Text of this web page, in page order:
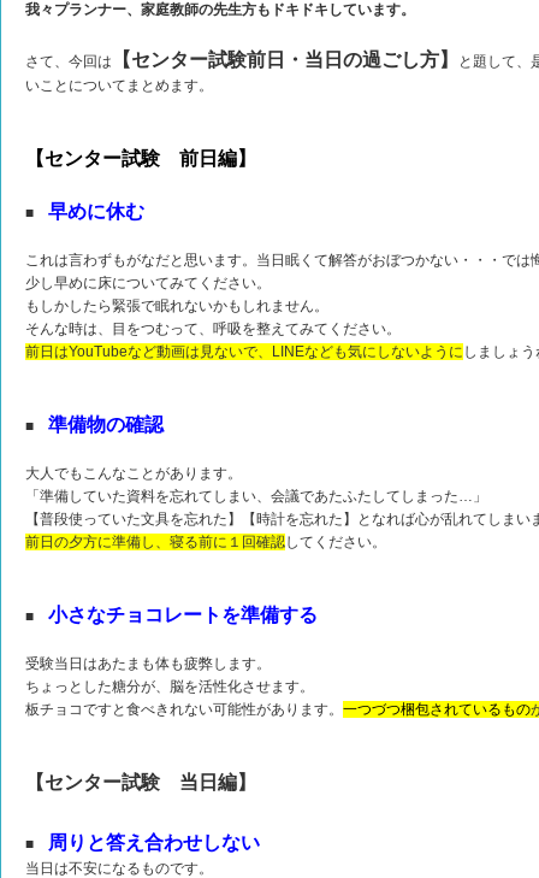
我々プランナー、家庭教師の先生方もドキドキしています。
さて、今回は 【センター試験前日・当日の過ごし方】
と題して、
いことについてまとめます。
【センター試験 前日編】
■ 早めに休む
これは言わずもがなだと思います。当日眠くて解答がおぼつかない・・・では
少し早めに床についてみてください。
もしかしたら緊張で眠れないかもしれません。
そんな時は、目をつむって、呼吸を整えてみてください。
前日はYouTubeなど動画は見ないで、LINEなども気にしないように しましょう
■ 準備物の確認
大人でもこんなことがあります。
「準備していた資料を忘れてしまい、会議であたふたしてしまった…」
【普段使っていた文具を忘れた】【時計を忘れた】となれば心が乱れてしまい
前日の夕方に準備し、寝る前に１回確認してください。
■ 小さなチョコレートを準備する
受験当日はあたまも体も疲弊します。
ちょっとした糖分が、脳を活性化させます。
板チョコですと食べきれない可能性があります。 一つづつ梱包されているもの
【センター試験 当日編】
■ 周りと答え合わせしない
当日は不安になるものです。